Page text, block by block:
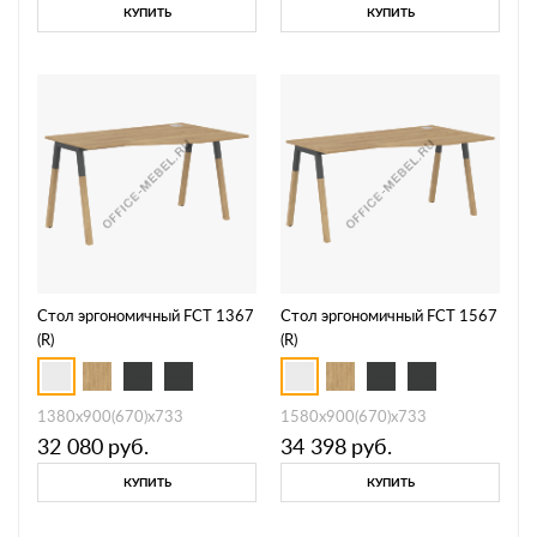
КУПИТЬ КУПИТЬ
Стол эргономичный FCT 1367
(R)
1380х900(670)х733
32 080 руб.
КУПИТЬ
Стол эргономичный FCT 1567
(R)
1580х900(670)х733
34 398 руб.
КУПИТЬ